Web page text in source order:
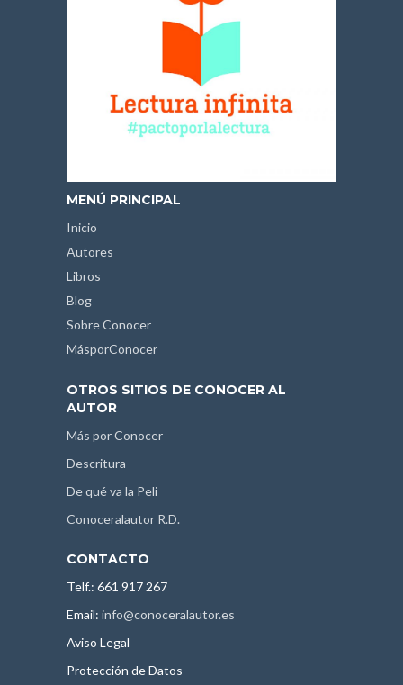
MENÚ PRINCIPAL
Inicio
Autores
Libros
Blog
Sobre Conocer
MásporConocer
OTROS SITIOS DE CONOCER AL
AUTOR
Más por Conocer
Descritura
De qué va la Peli
Conoceralautor R.D.
CONTACTO
Telf.: 661 917 267
Email: info@conoceralautor.es
Aviso Legal
Protección de Datos